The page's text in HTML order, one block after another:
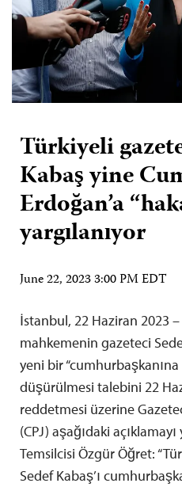
Türkiyeli
Kabaş yine
Erdoğan’a
yargılanıyor
June 22, 2023 3:00 PM EDT
İstanbul, 22 Haziran 2023
mahkemenin gazeteci
yeni bir “cumhurbaşkanına
düşürülmesi talebini 22
reddetmesi üzerine
(CPJ) aşağıdaki açıklamayı
Temsilcisi Özgür Öğret:
Sedef Kabaş’ı